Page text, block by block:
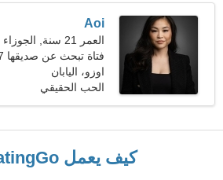
Aoi
العمر 21 سنة, الجوزاء
فتاة تبحث عن صديقها 27-28
اوزو، اليابان
الحب الحقيقي
كيف يعمل jpnDatingGo